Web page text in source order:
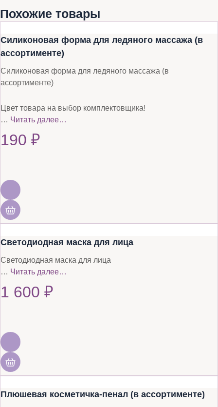
Похожие товары
Силиконовая форма для ледяного массажа (в
ассортименте)
Силиконовая форма для ледяного массажа (в
ассортименте)
Цвет товара на выбор комплектовщика!
… Читать далее…
190 ₽
Светодиодная маска для лица
Светодиодная маска для лица
… Читать далее…
1 600 ₽
Плюшевая косметичка-пенал (в ассортименте)